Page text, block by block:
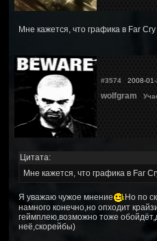
Мне кажется, что графика в Far
#3574 2008-01-
wolfgram
Цитата:
Мне кажется, что графика в Far
Я уважаю чужое мнение
Но по
намного конечно,но опходит
геймплею,возможно тоже
неё,скорейбы)